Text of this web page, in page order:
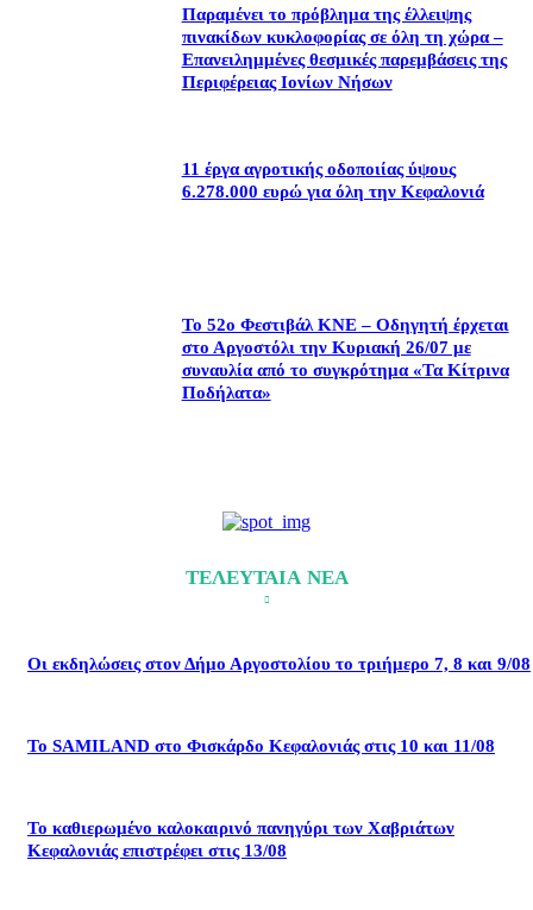
Παραμένει το πρόβλημα της έλλειψης
πινακίδων κυκλοφορίας σε όλη τη χώρα –
Επανειλημμένες θεσμικές παρεμβάσεις της
Περιφέρειας Ιονίων Νήσων
11 έργα αγροτικής οδοποιίας ύψους
6.278.000 ευρώ για όλη την Κεφαλονιά
Το 52ο Φεστιβάλ ΚΝΕ – Οδηγητή έρχεται
στο Αργοστόλι την Κυριακή 26/07 με
συναυλία από το συγκρότημα «Τα Κίτρινα
Ποδήλατα»
ΤΕΛΕΥΤΑΙΑ ΝΕΑ
Οι εκδηλώσεις στον Δήμο Αργοστολίου το τριήμερο 7, 8 και 9/08
Το SAMILAND στο Φισκάρδο Κεφαλονιάς στις 10 και 11/08
Το καθιερωμένο καλοκαιρινό πανηγύρι των Χαβριάτων
Κεφαλονιάς επιστρέφει στις 13/08